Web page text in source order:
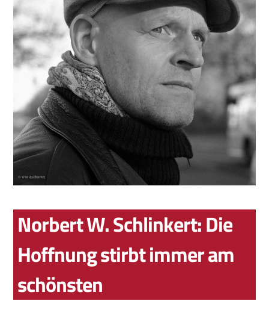
Norbert W. Schlinkert: Die
Hoffnung stirbt immer am
schönsten